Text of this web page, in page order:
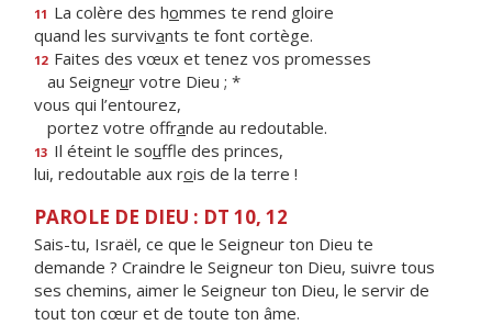
11 La colère des hommes te rend gloire
quand les survivants te font cortège.
12 Faites des vœux et tenez vos promesses
au Seigneur votre Dieu ; *
vous qui l’entourez,
portez votre offrande au redoutable.
13 Il éteint le souffle des princes,
lui, redoutable aux rois de la terre !
PAROLE DE DIEU : DT 10, 12
Sais-tu, Israël, ce que le Seigneur ton Dieu te
demande ? Craindre le Seigneur ton Dieu, suivre tous
ses chemins, aimer le Seigneur ton Dieu, le servir de
tout ton cœur et de toute ton âme.